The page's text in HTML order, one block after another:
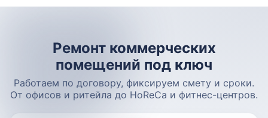
Ремонт коммерческих
помещений под ключ
Работаем по договору, фиксируем смету и сроки.
От офисов и ритейла до HoReCa и фитнес-центров.